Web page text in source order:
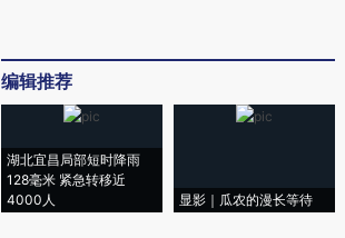
编辑推荐
湖北宜昌局部短时降雨
128毫米 紧急转移近
4000人
显影｜瓜农的漫长等待